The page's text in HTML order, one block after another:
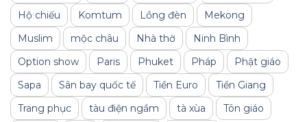
Hộ chiếu
Komtum Lồng đèn
Mekong
Muslim
mộc châu Nhà thờ
Ninh Bình
Option show
Paris Phuket Pháp
Phật giáo
Sapa
Sân bay quốc tế Tiền Euro
Tiền Giang
Trang phục
tàu điện ngầm tà xùa
Tôn giáo